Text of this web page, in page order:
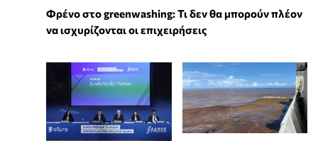
Φρένο στο greenwashing: Τι δεν θα μπορούν πλέον
να ισχυρίζονται οι επιχειρήσεις